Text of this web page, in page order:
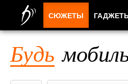
Будь
СЮЖЕТЫ
ПРИЛОЖЕНИЯ